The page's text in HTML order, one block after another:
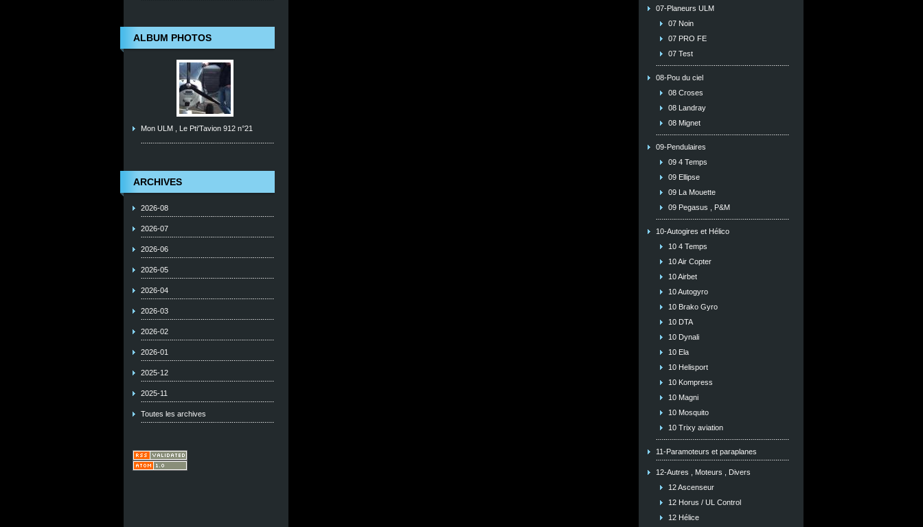
ALBUM PHOTOS
Mon ULM , Le Pti'Tavion 912 n°21
ARCHIVES
2026-08
2026-07
2026-06
2026-05
2026-04
2026-03
2026-02
2026-01
2025-12
2025-11
Toutes les archives
07-Planeurs ULM
07 Noin
07 PRO FE
07 Test
08-Pou du ciel
08 Croses
08 Landray
08 Mignet
09-Pendulaires
09 4 Temps
09 Ellipse
09 La Mouette
09 Pegasus , P&M
10-Autogires et Hélico
10 4 Temps
10 Air Copter
10 Airbet
10 Autogyro
10 Brako Gyro
10 DTA
10 Dynali
10 Ela
10 Helisport
10 Kompress
10 Magni
10 Mosquito
10 Trixy aviation
11-Paramoteurs et paraplanes
12-Autres , Moteurs , Divers
12 Ascenseur
12 Horus / UL Control
12 Hélice